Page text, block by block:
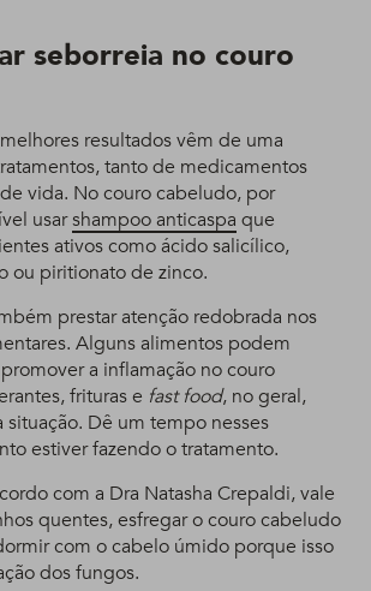
seborreia no couro
resultados vêm de uma
tanto de medicamentos
vida. No couro cabeludo, por
usarshampoo anticaspa que
ativos como ácido salicílico,
ou piritionato de zinco.
prestar atenção redobrada nos
Alguns alimentos podem
a inflamação no couro
frituras e fast food, no geral,
situação. Dê um tempo nesses
estiver fazendo o tratamento.
com a Dra Natasha Crepaldi, vale
quentes, esfregar o couro cabeludo
com o cabelo úmido porque isso
dos fungos.